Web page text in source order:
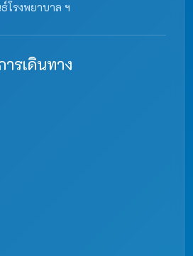
โรงพยาบาล ฯ
ารเดินทาง